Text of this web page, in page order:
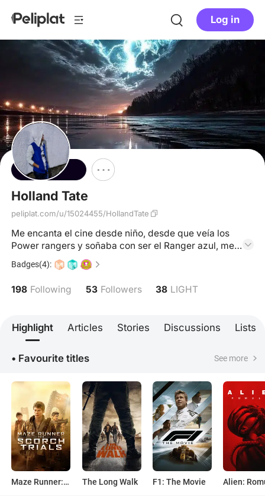
Log in
Follow
Holland Tate
peliplat.com/u/15024455/HollandTate
Me encanta el cine desde niño, desde que veía los
Power rangers y soñaba con ser el Ranger azul, me
gustan las películas que tratan sobre acción,
superheroes y deportes, aunque también veo
atención. Soy fan de Marvel, mi actor favorito es
Badges(4):
198 Following 53 Followers 38 LIGHT
Highlight Articles Stories Discussions Lists
• Favourite titles See more
Maze Runner: The Scorch Trials The Long Walk F1: The Movie Alien: